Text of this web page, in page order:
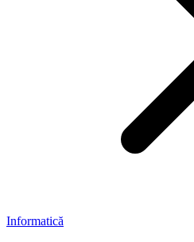
Informatică